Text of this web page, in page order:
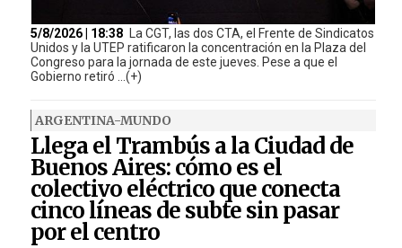
5/8/2026 | 18:38
La CGT, las dos CTA, el Frente de Sindicatos
Unidos y la UTEP ratificaron la concentración en la Plaza del
Congreso para la jornada de este jueves. Pese a que el
Gobierno retiró ...(+)
ARGENTINA-MUNDO
Llega el Trambús a la Ciudad de
Buenos Aires: cómo es el
colectivo eléctrico que conecta
cinco líneas de subte sin pasar
por el centro